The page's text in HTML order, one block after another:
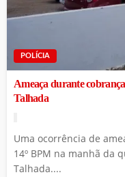
POLÍCIA
Ameaça durante
Talhada
Uma ocorrência de
14º BPM na manhã da
Talhada....